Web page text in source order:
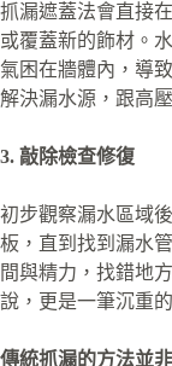
抓漏遮蓋法會直接
或覆蓋新的飾材。
氣困在牆體內，導
解決漏水源，跟高
3. 敲除檢查修復
初步觀察漏水區域
板，直到找到漏水
間與精力，找錯地
說，更是一筆沉重
傳統抓漏的方法並